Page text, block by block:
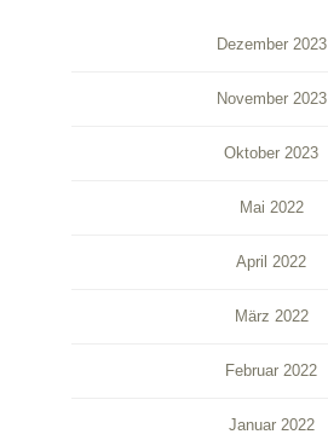
Dezember 2023
November 2023
Oktober 2023
Mai 2022
April 2022
März 2022
Februar 2022
Januar 2022